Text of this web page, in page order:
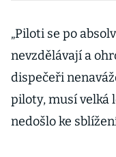
„Piloti se po
nevzdělávají a
dispečeři
piloty, musí velká
nedošlo ke